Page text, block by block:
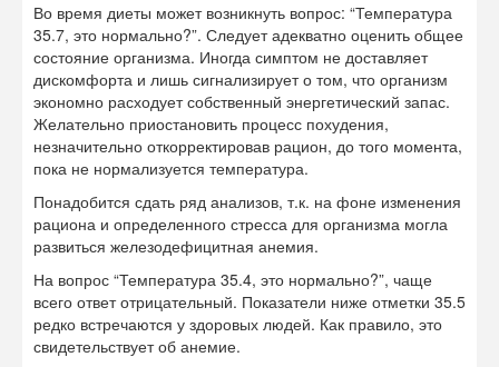
Во время диеты может возникнуть вопрос: “Температура
35.7, это нормально?”. Следует адекватно оценить общее
состояние организма. Иногда симптом не доставляет
дискомфорта и лишь сигнализирует о том, что организм
экономно расходует собственный энергетический запас.
Желательно приостановить процесс похудения,
незначительно откорректировав рацион, до того момента,
пока не нормализуется температура.
Понадобится сдать ряд анализов, т.к. на фоне изменения
рациона и определенного стресса для организма могла
развиться железодефицитная анемия.
На вопрос “Температура 35.4, это нормально?”, чаще
всего ответ отрицательный. Показатели ниже отметки 35.5
редко встречаются у здоровых людей. Как правило, это
свидетельствует об анемие.